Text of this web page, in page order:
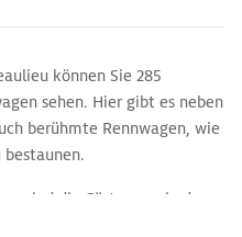
können Sie 285
sehen. Hier gibt es neben
berühmte Rennwagen, wie
bestaunen.
sind die Gärten sowie das